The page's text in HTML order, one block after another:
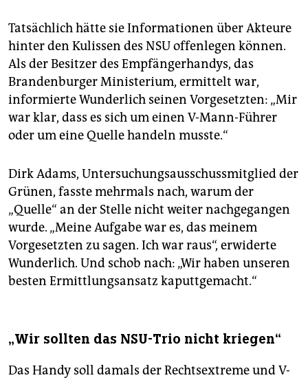
Tatsächlich hätte sie Informationen über Akteure
hinter den Kulissen des NSU offenlegen können.
Als der Besitzer des Empfängerhandys, das
Brandenburger Ministerium, ermittelt war,
informierte Wunderlich seinen Vorgesetzten: „Mir
war klar, dass es sich um einen V-Mann-Führer
oder um eine Quelle handeln musste.“
Dirk Adams, Untersuchungsausschussmitglied der
Grünen, fasste mehrmals nach, warum der
„Quelle“ an der Stelle nicht weiter nachgegangen
wurde. „Meine Aufgabe war es, das meinem
Vorgesetzten zu sagen. Ich war raus“, erwiderte
Wunderlich. Und schob nach: „Wir haben unseren
besten Ermittlungsansatz kaputtgemacht.“
„Wir sollten das NSU-Trio nicht kriegen“
Das Handy soll damals der Rechtsextreme und V-